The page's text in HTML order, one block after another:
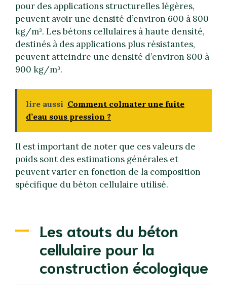
pour des applications structurelles légères,
peuvent avoir une densité d’environ 600 à 800
kg/m³. Les bétons cellulaires à haute densité,
destinés à des applications plus résistantes,
peuvent atteindre une densité d’environ 800 à
900 kg/m³.
lire aussi Comment colmater une fuite
d’eau sous pression ?
Il est important de noter que ces valeurs de
poids sont des estimations générales et
peuvent varier en fonction de la composition
spécifique du béton cellulaire utilisé.
Les atouts du béton
cellulaire pour la
construction écologique